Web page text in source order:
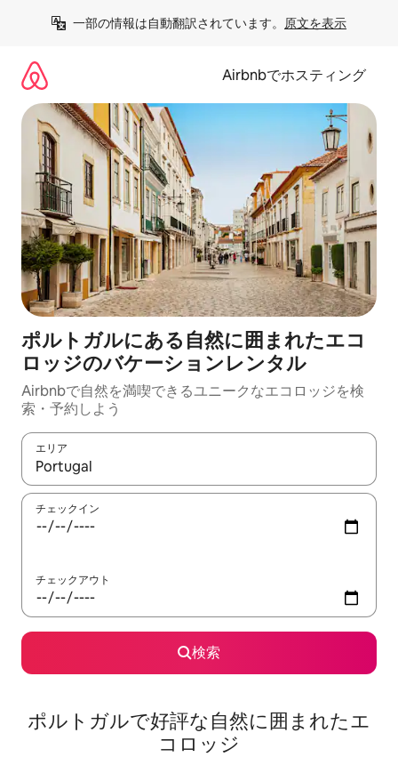
一部の情報は自動翻訳されています。 原文を表示
Airbnbでホスティング
ポルトガルにある自然に囲まれたエコ
ロッジのバケーションレンタル
Airbnbで自然を満喫できるユニークなエコロッジを検
索・予約しよう
エリア
検索結果が表示されたら、上下の矢印キーを使って移動するか
チェックイン
チェックアウト
検索
ポルトガルで好評な自然に囲まれたエ
コロッジ